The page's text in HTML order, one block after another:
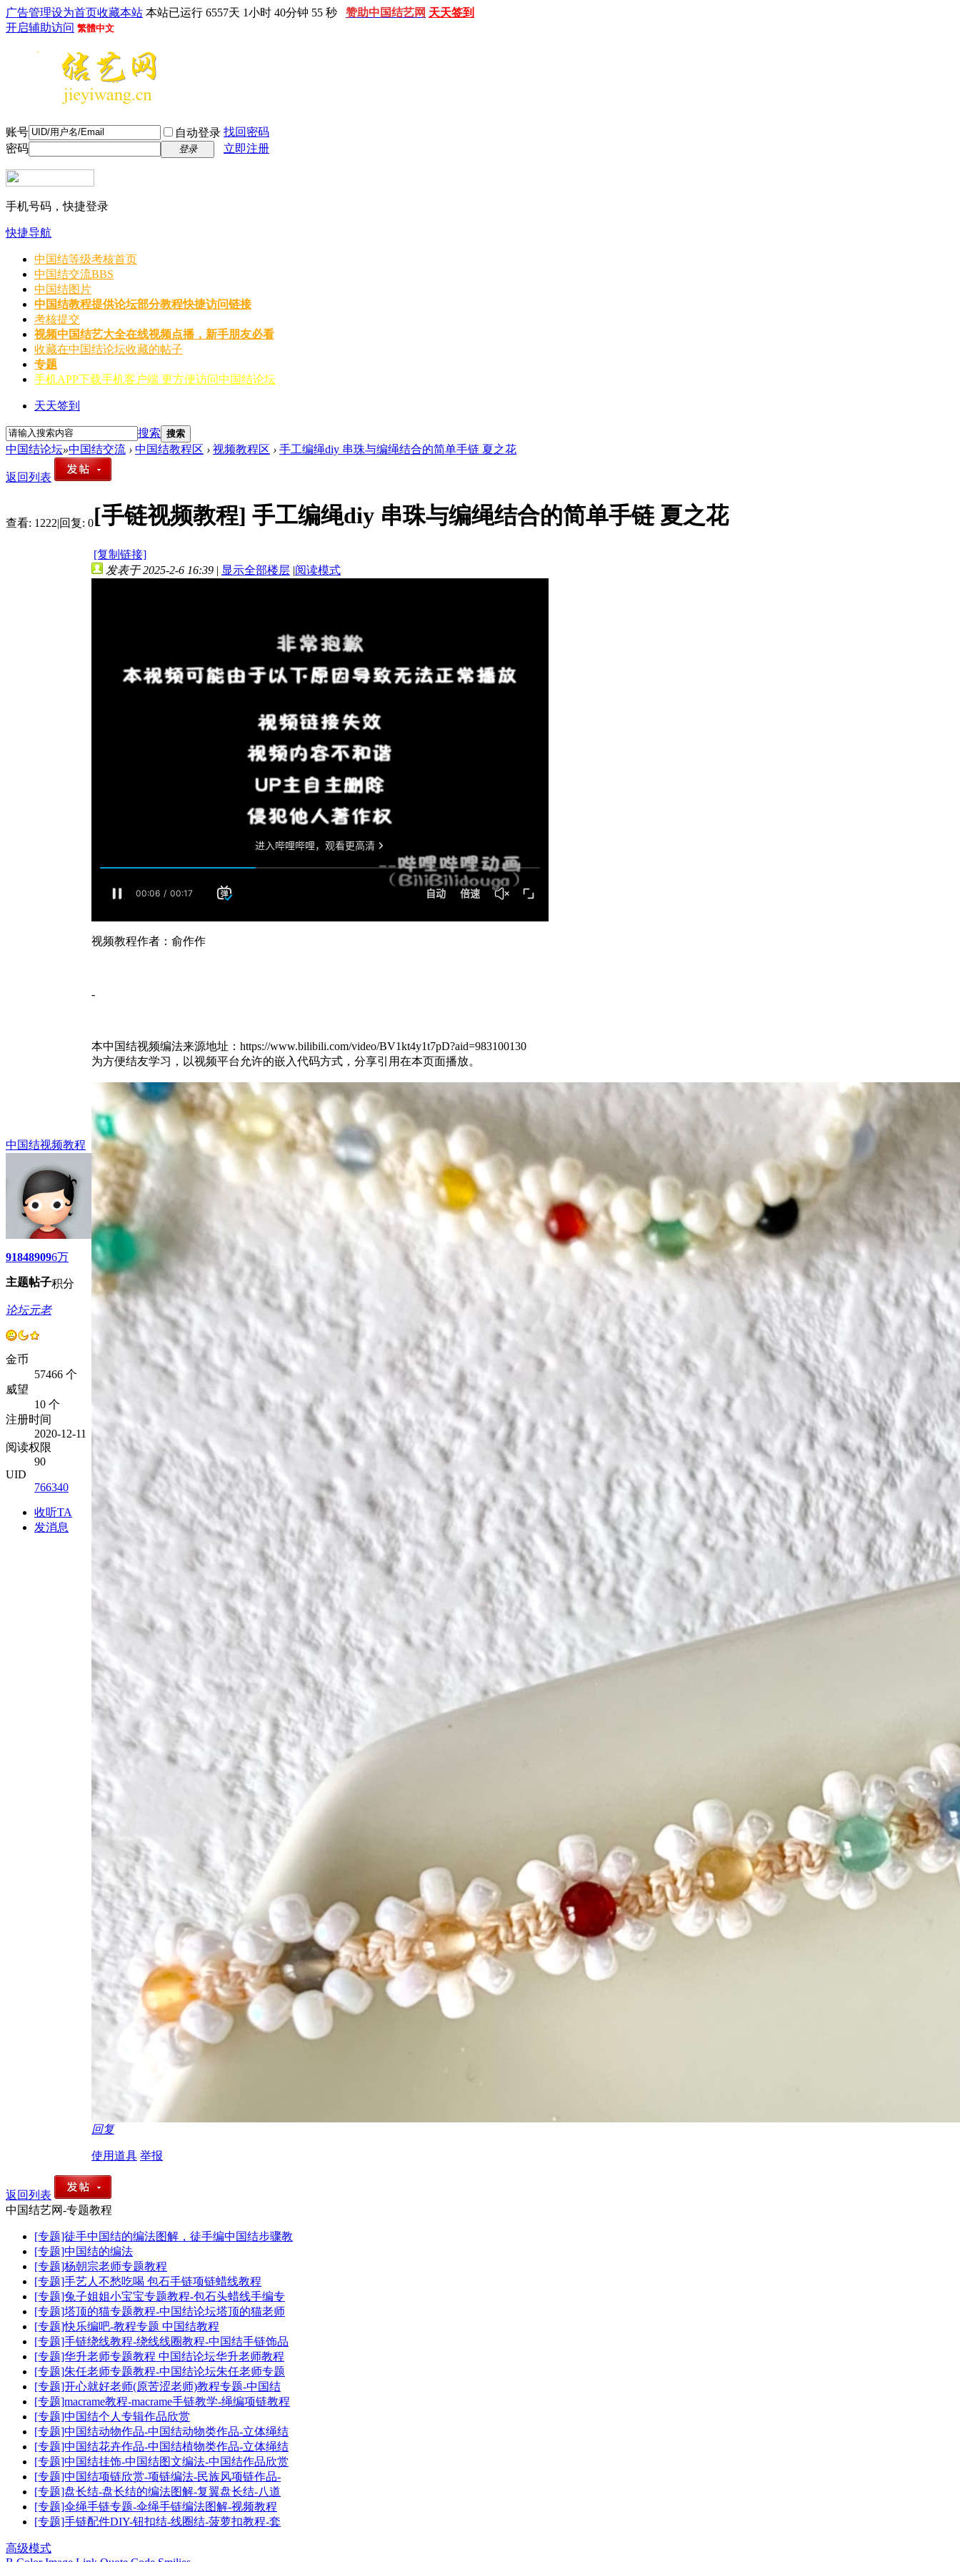
广告管理设为首页收藏本站 本站已运行 6557天 1小时 40分钟 57 秒 赞助中国结艺网 天天签到
开启辅助访问 繁體中文
账号 自动登录 找回密码
密码
登录 立即注册
手机号码，快捷登录
快捷导航
中国结等级考核首页
中国结交流BBS
中国结图片
中国结教程提供论坛部分教程快捷访问链接
考核提交
视频中国结艺大全在线视频点播，新手朋友必看
收藏在中国结论坛收藏的帖子
专题
手机APP下载手机客户端 更方便访问中国结论坛
天天签到
搜索 搜索
中国结论坛»中国结交流 › 中国结教程区 › 视频教程区 › 手工编绳diy 串珠与编绳结合的简单手链 夏之花
返回列表
查看: 1222|回复: 0[手链视频教程] 手工编绳diy 串珠与编绳结合的简单手链 夏之花
[复制链接]
中国结视频教程
9184
主题
8909
帖子
6万
积分
论坛元老
金币
57466 个
威望
10 个
注册时间
2020-12-11
阅读权限
90
UID
766340
收听TA
发消息
发表于 2025-2-6 16:39 | 显示全部楼层 |阅读模式
视频教程作者：俞作作
-
本中国结视频编法来源地址：https://www.bilibili.com/video/BV1kt4y1t7pD?aid=983100130
为方便结友学习，以视频平台允许的嵌入代码方式，分享引用在本页面播放。
回复
使用道具 举报
返回列表
中国结艺网-专题教程
[专题]徒手中国结的编法图解，徒手编中国结步骤教
[专题]中国结的编法
[专题]杨朝宗老师专题教程
[专题]手艺人不愁吃喝 包石手链项链蜡线教程
[专题]兔子姐姐小宝宝专题教程-包石头蜡线手编专
[专题]塔顶的猫专题教程-中国结论坛塔顶的猫老师
[专题]快乐编吧-教程专题 中国结教程
[专题]手链绕线教程-绕线线圈教程-中国结手链饰品
[专题]华升老师专题教程 中国结论坛华升老师教程
[专题]朱任老师专题教程-中国结论坛朱任老师专题
[专题]开心就好老师(原苦涩老师)教程专题-中国结
[专题]macrame教程-macrame手链教学-绳编项链教程
[专题]中国结个人专辑作品欣赏
[专题]中国结动物作品-中国结动物类作品-立体绳结
[专题]中国结花卉作品-中国结植物类作品-立体绳结
[专题]中国结挂饰-中国结图文编法-中国结作品欣赏
[专题]中国结项链欣赏-项链编法-民族风项链作品-
[专题]盘长结-盘长结的编法图解-复翼盘长结-八道
[专题]伞绳手链专题-伞绳手链编法图解-视频教程
[专题]手链配件DIY-钮扣结-线圈结-菠萝扣教程-套
高级模式